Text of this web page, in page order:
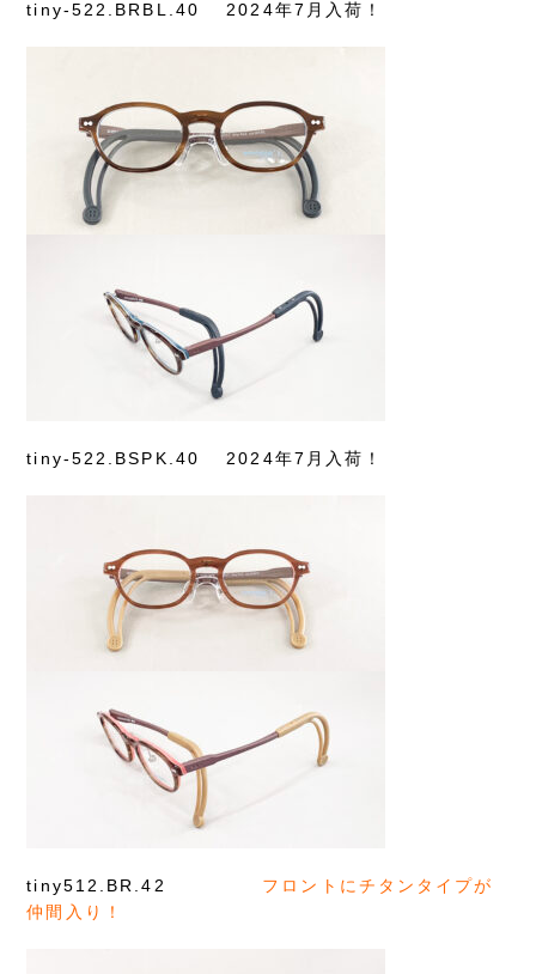
tiny-522.BRBL.40 2024年7月入荷！
tiny-522.BSPK.40 2024年7月入荷！
tiny512.BR.42
フロントにチタンタイプが
仲間入り！